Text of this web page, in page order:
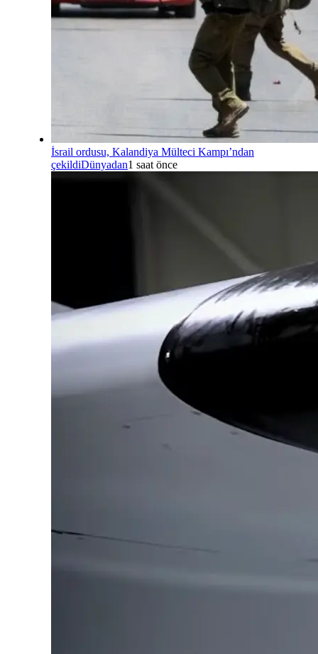
İsrail ordusu, Kalandiya Mülteci Kampı’ndan
çekildiDünyadan1 saat önce